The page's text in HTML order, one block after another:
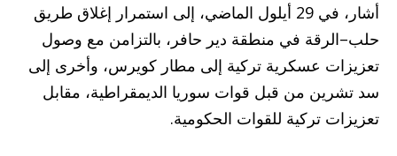
أشار، في 29 أيلول الماضي، إلى استمرار إغلاق طريق
حلب–الرقة في منطقة دير حافر، بالتزامن مع وصول
تعزيزات عسكرية تركية إلى مطار كويرس، وأخرى إلى
سد تشرين من قبل قوات سوريا الديمقراطية، مقابل
تعزيزات تركية للقوات الحكومية.